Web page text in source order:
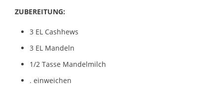
ZUBEREITUNG:
3 EL Cashhews
3 EL Mandeln
1/2 Tasse Mandelmilch
. einweichen